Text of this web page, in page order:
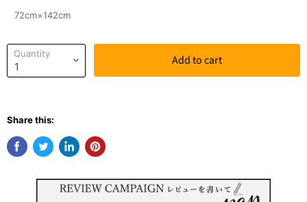
72cm×142cm
Quantity Add to cart
Share this: